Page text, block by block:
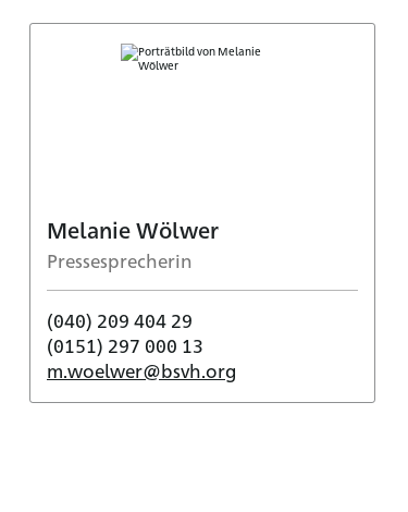
Melanie Wölwer
Pressesprecherin
(040) 209 404 29
(0151) 297 000 13
m.woelwer@bsvh.org